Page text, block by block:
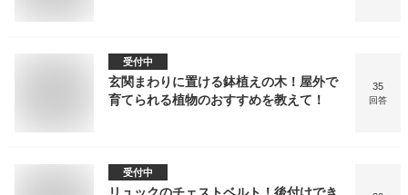
受付中
玄関まわりに置ける鉢植えの木！屋外で
育てられる植物のおすすめを教えて！
35
回答
受付中